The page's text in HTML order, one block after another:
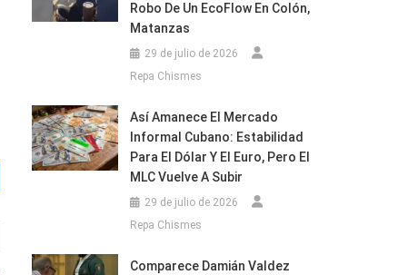
Robo De Un EcoFlow En Colón,
Matanzas
29 de julio de 2026
Repa Chismes
Así Amanece El Mercado
Informal Cubano: Estabilidad
Para El Dólar Y El Euro, Pero El
MLC Vuelve A Subir
29 de julio de 2026
Repa Chismes
Comparece Damián Valdez